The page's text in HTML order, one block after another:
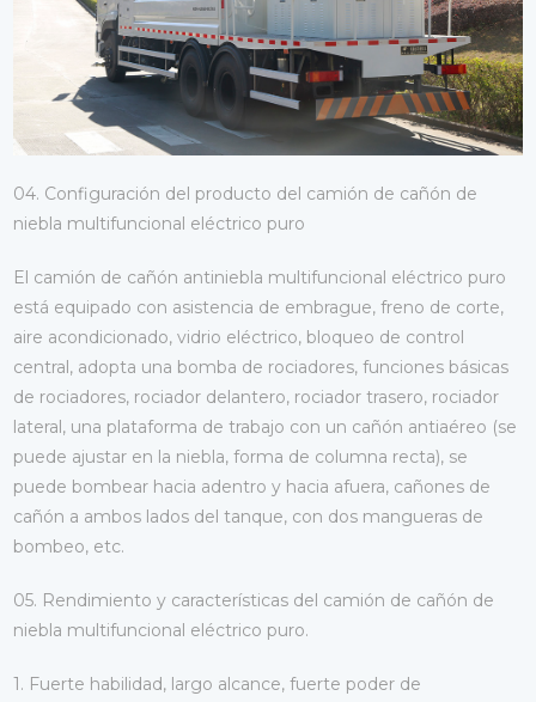
04. Configuración del producto del camión de cañón de
niebla multifuncional eléctrico puro
El camión de cañón antiniebla multifuncional eléctrico puro
está equipado con asistencia de embrague, freno de corte,
aire acondicionado, vidrio eléctrico, bloqueo de control
central, adopta una bomba de rociadores, funciones básicas
de rociadores, rociador delantero, rociador trasero, rociador
lateral, una plataforma de trabajo con un cañón antiaéreo (se
puede ajustar en la niebla, forma de columna recta), se
puede bombear hacia adentro y hacia afuera, cañones de
cañón a ambos lados del tanque, con dos mangueras de
bombeo, etc.
05. Rendimiento y características del camión de cañón de
niebla multifuncional eléctrico puro.
1. Fuerte habilidad, largo alcance, fuerte poder de